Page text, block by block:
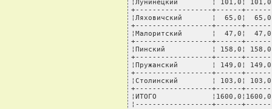
¦Лунинецкий        ¦ 101,0¦
+------------------+------
¦Ляховичский       ¦  65,0¦
+------------------+------
¦Малоритский       ¦  47,0¦
+------------------+------
¦Пинский           ¦ 158,0¦
+------------------+------
¦Пружанский        ¦ 149,0¦
+------------------+------
¦Столинский        ¦ 103,0¦
+------------------+------
¦ИТОГО             ¦1600,0¦1600,0
¦------------------+------